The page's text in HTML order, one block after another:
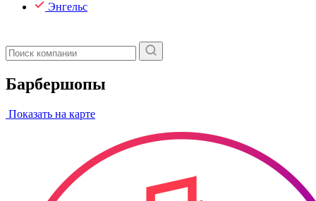
Энгельс
Барбершопы
Показать на карте